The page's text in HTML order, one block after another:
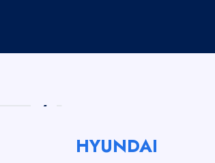
HYUNDAI